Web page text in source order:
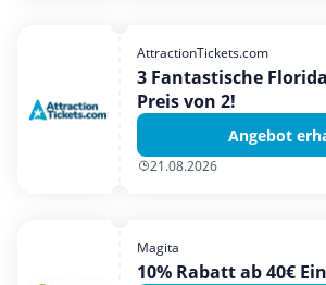
AttractionTickets.com
3 Fantastische
Preis von 2!
Angebot
21.08.2026
Magita
10% Rabatt ab 40€